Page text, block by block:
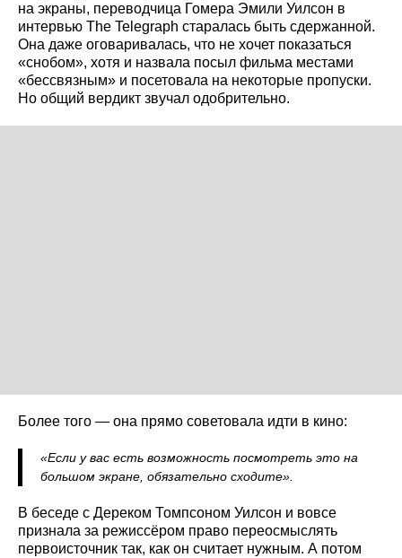
на экраны, переводчица Гомера Эмили Уилсон в
интервью The Telegraph старалась быть сдержанной.
Она даже оговаривалась, что не хочет показаться
«снобом», хотя и назвала посыл фильма местами
«бессвязным» и посетовала на некоторые пропуски.
Но общий вердикт звучал одобрительно.
Более того — она прямо советовала идти в кино:
«Если у вас есть возможность посмотреть это на
большом экране, обязательно сходите».
В беседе с Дереком Томпсоном Уилсон и вовсе
признала за режиссёром право переосмыслять
первоисточник так, как он считает нужным. А потом